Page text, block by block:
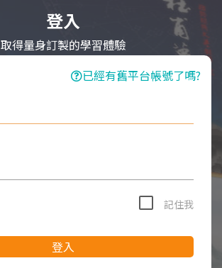
登入
取得量身訂製的學習體驗
已經有舊平台帳號了嗎?
記住我
登入